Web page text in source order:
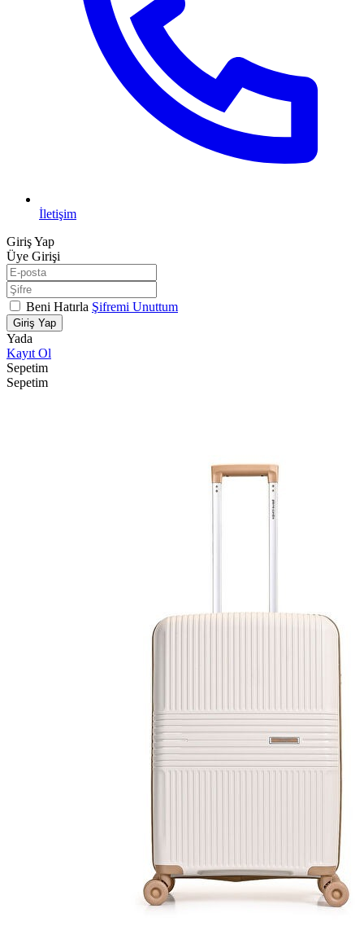
İletişim
Giriş Yap
Üye Girişi
Beni Hatırla Şifremi Unuttum
Giriş Yap
Yada
Kayıt Ol
Sepetim
Sepetim